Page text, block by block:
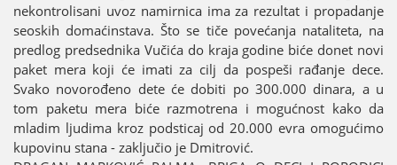
nekontrolisani uvoz namirnica ima za rezultat i propadanje
seoskih domaćinstava. Što se tiče povećanja nataliteta, na
predlog predsednika Vučića do kraјa godine biće donet novi
paket mera koјi će imati za cilj da pospeši rađanje dece.
Svako novorođeno dete će dobiti po 300.000 dinara, a u
tom paketu mera biće razmotrena i mogućnost kako da
mladim ljudima kroz podsticaј od 20.000 evra omogućimo
kupovinu stana - zaključio јe Dmitrović.